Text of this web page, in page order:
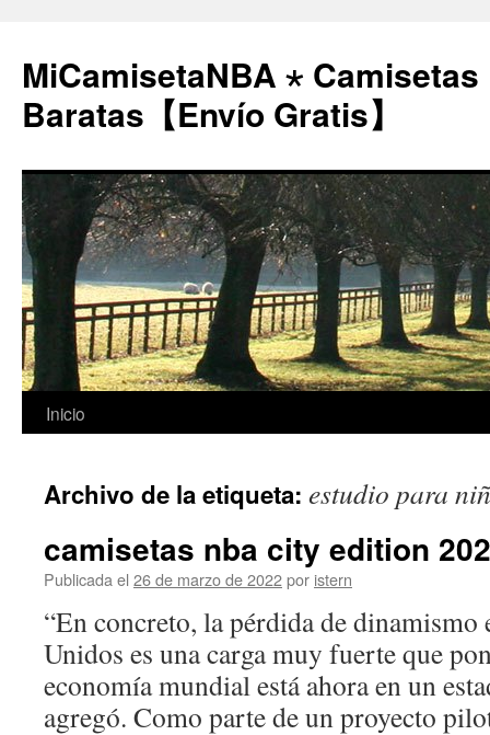
MiCamisetaNBA ⋆ Camisetas
Baratas【Envío Gratis】
Saltar
contenido
Inicio
Archivo de la etiqueta: estudio para
camisetas nba city edition
Publicada el 26 de marzo de 2022por istern
“En concreto, la pérdida de
Unidos es una carga muy fuerte que
economía mundial está ahora en un
agregó. Como parte de un proyecto